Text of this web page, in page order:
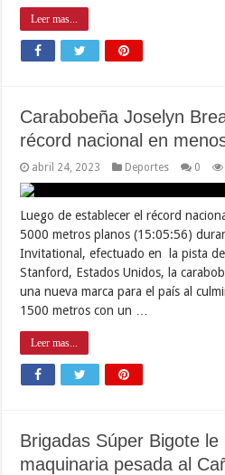
Leer mas...
Carabobeña Joselyn
récord nacional en
abril 24, 2023 Deportes 0
Luego de establecer el récord
5000 metros planos (15:05:56)
Invitational, efectuado en la pista
Stanford, Estados Unidos, la
una nueva marca para el país al
1500 metros con un …
Leer mas...
Brigadas Súper Bigote le
maquinaria pesada al